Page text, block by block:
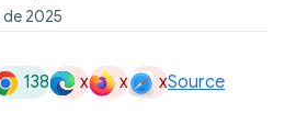
2025
138 x x xSource